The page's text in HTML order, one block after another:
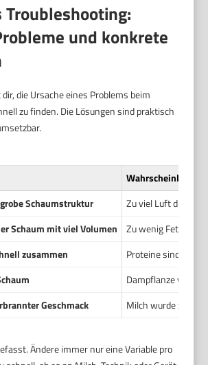
Troubleshooting:
und konkrete
die Ursache eines Problems beim
zu finden. Die Lösungen sind praktisch
Wahrscheinliche
Schaumstruktur
Zu viel Luft durch
Schaum mit viel Volumen
Zu wenig Fett oder
zusammen
Proteine sind
Dampflanze
Geschmack
Milch wurde zu
Ändere immer nur eine Variable pro